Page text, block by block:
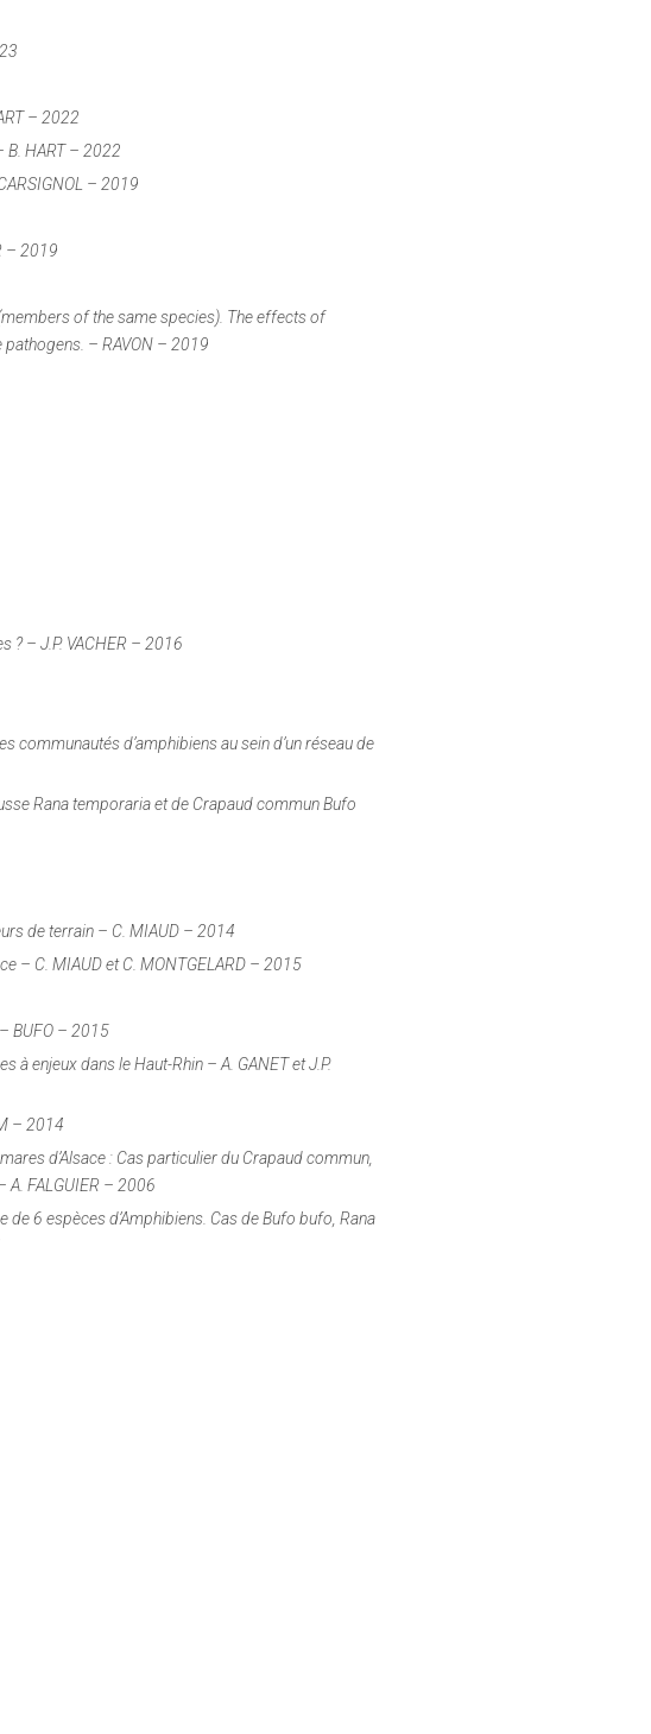
– 2022
B. HART – 2022
– 2019
– 2019
of the same species). The effects of
– RAVON – 2019
? – J.P. VACHER – 2016
d’amphibiens au sein d’un réseau de
Rana temporariaet de Crapaud communBufo
de terrain – C. MIAUD – 2014
– C. MIAUD et C. MONTGELARD – 2015
BUFO – 2015
enjeux dans le Haut-Rhin – A. GANET et J.P.
– 2014
d’Alsace : Cas particulier du Crapaud commun,
A. FALGUIER – 2006
6 espèces d’Amphibiens. Cas deBufo bufo Rana